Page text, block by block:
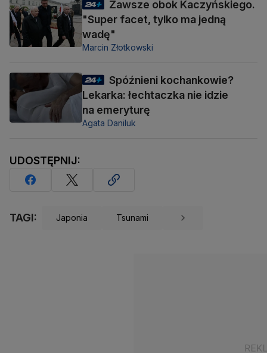
Zawsze obok Kaczyńskiego.
"Super facet, tylko ma jedną
wadę"
Marcin Złotkowski
Spóźnieni kochankowie?
Lekarka: łechtaczka nie idzie
na emeryturę
Agata Daniluk
UDOSTĘPNIJ:
TAGI: Japonia Tsunami